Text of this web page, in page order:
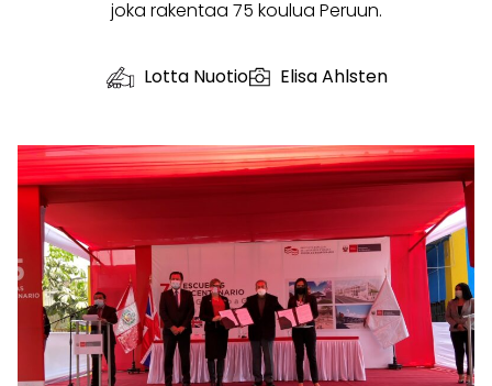
joka rakentaa 75 koulua Peruun.
Lotta Nuotio Elisa Ahlsten